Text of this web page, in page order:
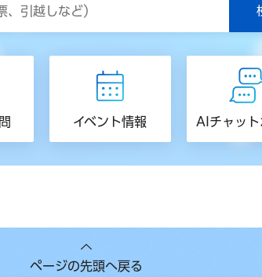
イベント情報 AIチャッ
ページの先頭へ戻る